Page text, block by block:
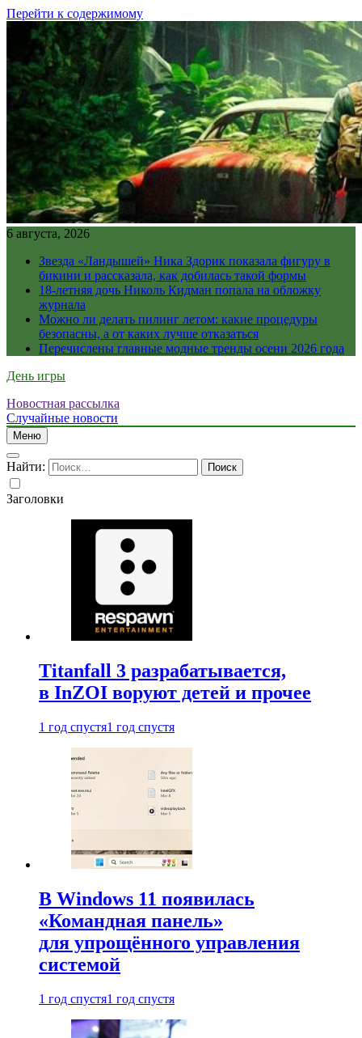
Перейти к содержимому
6 августа, 2026
Звезда «Ландышей» Ника Здорик показала фигуру в
бикини и рассказала, как добилась такой формы
18-летняя дочь Николь Кидман попала на обложку
журнала
Можно ли делать пилинг летом: какие процедуры
безопасны, а от каких лучше отказаться
Перечислены главные модные тренды осени 2026 года
День игры
Новостная рассылка
Случайные новости
Меню
Найти:
Заголовки
Titanfall 3 разрабатывается,
в InZOI воруют детей и прочее
1 год спустя1 год спустя
В Windows 11 появилась
«Командная панель»
для упрощённого управления
системой
1 год спустя1 год спустя